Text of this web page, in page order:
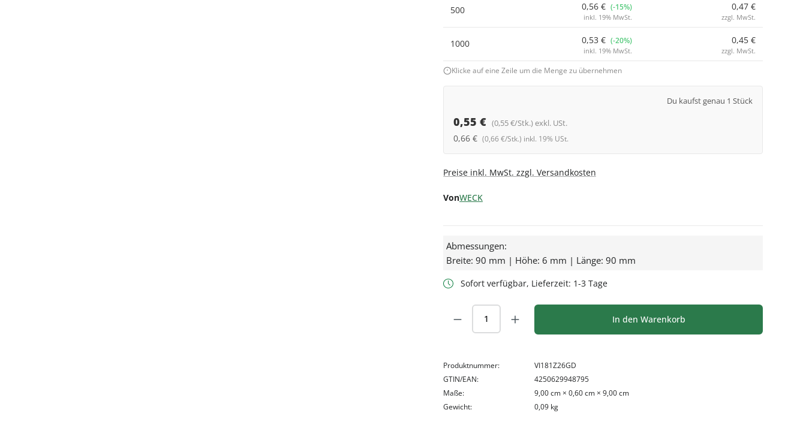
500 0,56 € (-15%)
inkl. 19% MwSt.
0,47 €
zzgl. MwSt.
1000 0,53 € (-20%)
inkl. 19% MwSt.
0,45 €
zzgl. MwSt.
Klicke auf eine Zeile um die Menge zu übernehmen
Du kaufst genau 1 Stück
0,55 € (0,55 €/Stk.) exkl. USt.
0,66 € (0,66 €/Stk.) inkl. 19% USt.
Preise inkl. MwSt. zzgl. Versandkosten
VonWECK
Abmessungen:
Breite: 90 mm | Höhe: 6 mm | Länge: 90 mm
Sofort verfügbar, Lieferzeit: 1-3 Tage
Produkt Anzahl: Gib den gewünschten Wert ein
In den Warenkorb
Produktnummer:
VI181Z26GD
GTIN/EAN:
4250629948795
Maße:
9,00 cm × 0,60 cm × 9,00 cm
Gewicht:
0,09 kg